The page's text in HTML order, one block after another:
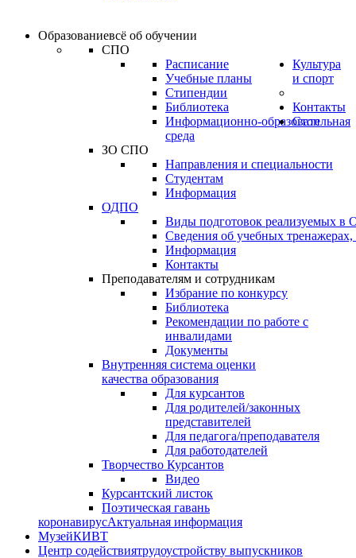
Образованиевсё об обучении
СПО
Расписание
Учебные планы
Стипендии
Библиотека
Информационно-образовательная
среда
ЗО СПО
Направления и специальности
Студентам
Информация
ОДПО
Виды подготовок реализуемых
Сведения об учебных тренажерах,
Информация
Контакты
Преподавателям и сотрудникам
Избрание по конкурсу
Библиотека
Рекомендации по работе с
инвалидами
Документы
Внутренняя система оценки
качества образования
Для курсантов
Для родителей/законных
представителей
Для педагога/преподавателя
Для работодателей
Культура
и спорт
Творчество Курсантов
Видео
Курсантский листок
Поэтическая гавань
Контакты
Стоп
коронавирусАктуальная информация
МузейКИВТ
Центр содействиятрудоустройству выпускников